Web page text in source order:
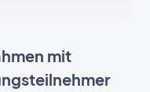
mit